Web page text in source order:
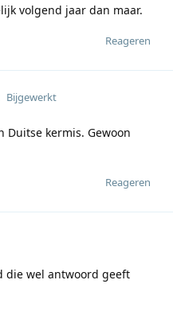
volgend jaar dan maar.
Reageren
Bijgewerkt
Duitse kermis. Gewoon
Reageren
die wel antwoord geeft